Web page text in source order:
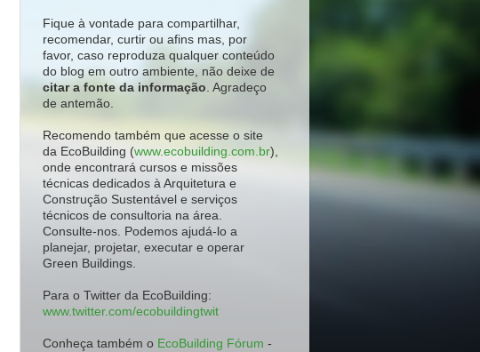
Fique à vontade para compartilhar,
recomendar, curtir ou afins mas, por
favor, caso reproduza qualquer conteúdo
do blog em outro ambiente, não deixe de
citar a fonte da informação. Agradeço
de antemão.
Recomendo também que acesse o site
da EcoBuilding (www.ecobuilding.com.br),
onde encontrará cursos e missões
técnicas dedicados à Arquitetura e
Construção Sustentável e serviços
técnicos de consultoria na área.
Consulte-nos. Podemos ajudá-lo a
planejar, projetar, executar e operar
Green Buildings.
Para o Twitter da EcoBuilding:
www.twitter.com/ecobuildingtwit
Conheça também o EcoBuilding Fórum -